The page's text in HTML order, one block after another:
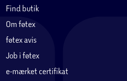
Find butik
Om føtex
føtex avis
Job i føtex
e-mærket certifikat